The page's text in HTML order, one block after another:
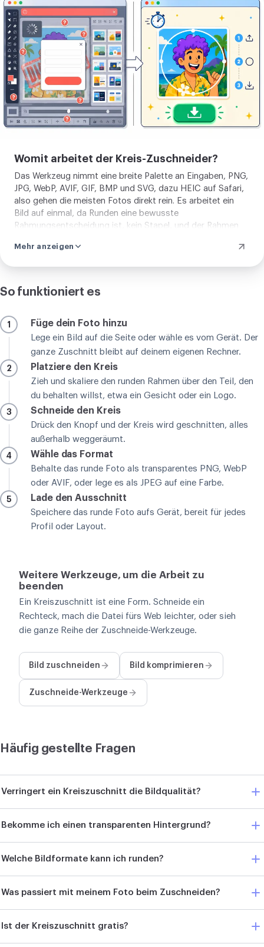
Profilbild
erstellen
Womit arbeitet der Kreis-Zuschneider?
Das Werkzeug nimmt eine breite Palette an Eingaben, PNG,
JPG, WebP, AVIF, GIF, BMP und SVG, dazu HEIC auf Safari,
also gehen die meisten Fotos direkt rein. Es arbeitet ein
Bild auf einmal, da Runden eine bewusste
Rahmungsentscheidung ist, kein Stapel, und der Rahmen
Foto rund, kannst du ein
oder fürs
Mehr anzeigen
So funktioniert es
1 Füge dein Foto hinzu
Lege ein Bild auf die Seite oder wähle es vom Gerät. Der
ganze Zuschnitt bleibt auf deinem eigenen Rechner.
2 Platziere den Kreis
Zieh und skaliere den runden Rahmen über den Teil, den
du behalten willst, etwa ein Gesicht oder ein Logo.
3 Schneide den Kreis
Drück den Knopf und der Kreis wird geschnitten, alles
außerhalb weggeräumt.
4 Wähle das Format
Behalte das runde Foto als transparentes PNG, WebP
oder AVIF, oder lege es als JPEG auf eine Farbe.
5 Lade den Ausschnitt
Speichere das runde Foto aufs Gerät, bereit für jedes
Profil oder Layout.
Weitere Werkzeuge, um die Arbeit zu
beenden
Ein Kreiszuschnitt ist eine Form. Schneide ein
Rechteck, mach die Datei fürs Web leichter, oder sieh
die ganze Reihe der Zuschneide-Werkzeuge.
Bild zuschneiden Bild komprimieren
Zuschneide-Werkzeuge
Häufig gestellte Fragen
Verringert ein Kreiszuschnitt die Bildqualität?
Bekomme ich einen transparenten Hintergrund?
Welche Bildformate kann ich runden?
Was passiert mit meinem Foto beim Zuschneiden?
Ist der Kreiszuschnitt gratis?